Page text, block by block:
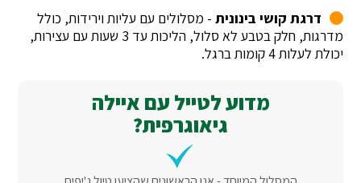
דרגת קושי בינונית - מסלולים עם עליות וירידות, כולל
מדרגות, חלק בטבע לא סלול, הליכות עד 3 שעות עם עצירות,
יכולת לעלות 4 קומות ברגל.
מדוע לטייל עם איילה
גיאוגרפית?